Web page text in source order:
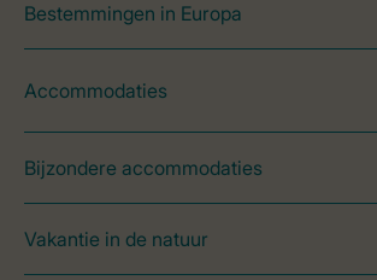
Bestemmingen in Europa
Accommodaties
Bijzondere accommodaties
Vakantie in de natuur